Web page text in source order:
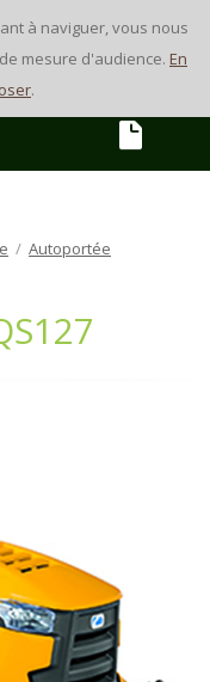
à naviguer, vous nous
mesure d'audience. En
.
/ Autoportée